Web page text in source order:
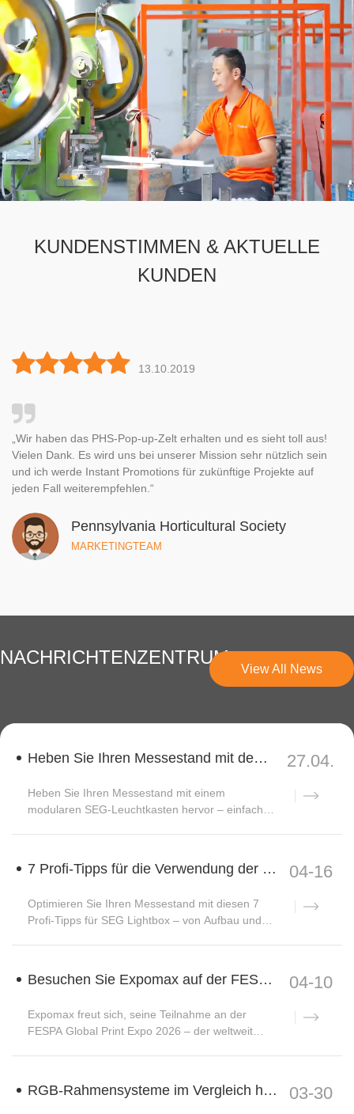
KUNDENSTIMMEN & AKTUELLE
KUNDEN
13.10.2019
„Wir haben das PHS-Pop-up-Zelt erhalten und es sieht toll aus!
Vielen Dank. Es wird uns bei unserer Mission sehr nützlich sein
und ich werde Instant Promotions für zukünftige Projekte auf
jeden Fall weiterempfehlen.“
Pennsylvania Horticultural Society
MARKETINGTEAM
NACHRICHTENZENTRUM
View All News
Heben Sie Ihren Messestand mit dem modularen SEG-Leuchtkasten von SEGQUICK hervor!
Heben Sie Ihren Messestand mit einem
modularen SEG-Leuchtkasten hervor – einfacher
27.04.
7 Profi-Tipps für die Verwendung der SEG Lightbox bei Ihrer nächsten Veranstaltung
Optimieren Sie Ihren Messestand mit diesen 7
Profi-Tipps für SEG Lightbox – von Aufbau und
04-16
Besuchen Sie Expomax auf der FESPA 2026 in Barcelona: Steigern Sie Ihr Wachstum um 30 % mit über 20 neuen Innovationen.
Expomax freut sich, seine Teilnahme an der
FESPA Global Print Expo 2026 – der weltweit
04-10
RGB-Rahmensysteme im Vergleich hinsichtlich Beleuchtung und Display 03-30